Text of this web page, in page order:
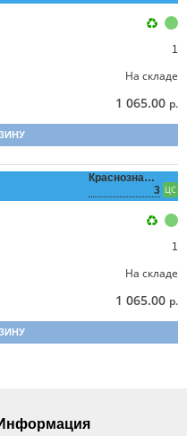
1
На складе
1 065.00 р.
Краснознаменная,
3 ЦС
1
На складе
1 065.00 р.